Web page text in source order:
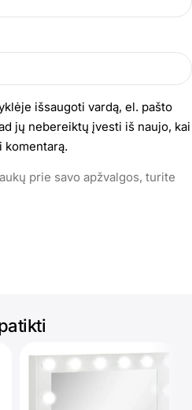
išsaugoti vardą, el. pašto
jų nebereiktų įvesti iš naujo, kai
komentarą.
prie savo apžvalgos, turite